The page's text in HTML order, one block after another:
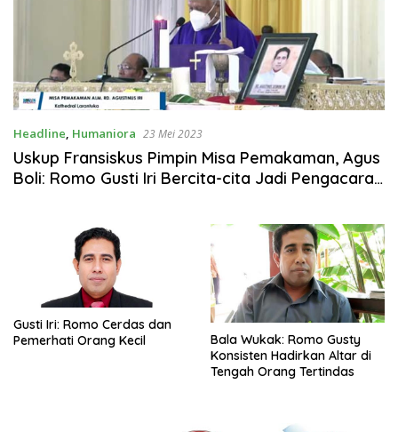
Headline, Humaniora 23 Mei 2023
Uskup Fransiskus Pimpin Misa Pemakaman, Agus
Boli: Romo Gusti Iri Bercita-cita Jadi Pengacara
Gusti Iri: Romo Cerdas dan
Pemerhati Orang Kecil
Bala Wukak: Romo Gusty
Konsisten Hadirkan Altar di
Tengah Orang Tertindas